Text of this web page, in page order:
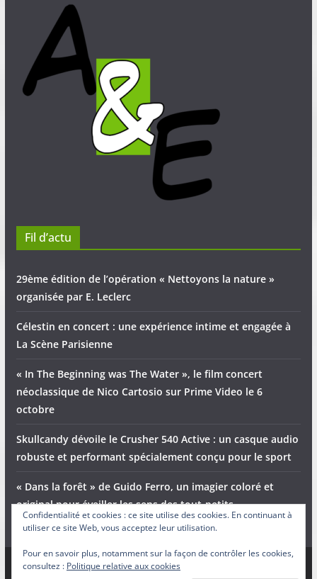
Fil d’actu
29ème édition de l’opération « Nettoyons la nature »
organisée par E. Leclerc
Célestin en concert : une expérience intime et engagée à
La Scène Parisienne
« In The Beginning was The Water », le film concert
néoclassique de Nico Cartosio sur Prime Video le 6
octobre
Skullcandy dévoile le Crusher 540 Active : un casque audio
robuste et performant spécialement conçu pour le sport
« Dans la forêt » de Guido Ferro, un imagier coloré et
original pour éveiller les sens des tout-petits
Confidentialité et cookies : ce site utilise des cookies. En continuant à
utiliser ce site Web, vous acceptez leur utilisation.
Pour en savoir plus, notamment sur la façon de contrôler les cookies,
consultez : Politique relative aux cookies